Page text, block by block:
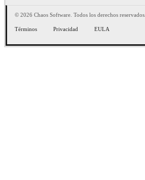
© 2026 Chaos Software. Todos los derechos reservados.
Términos Privacidad EULA